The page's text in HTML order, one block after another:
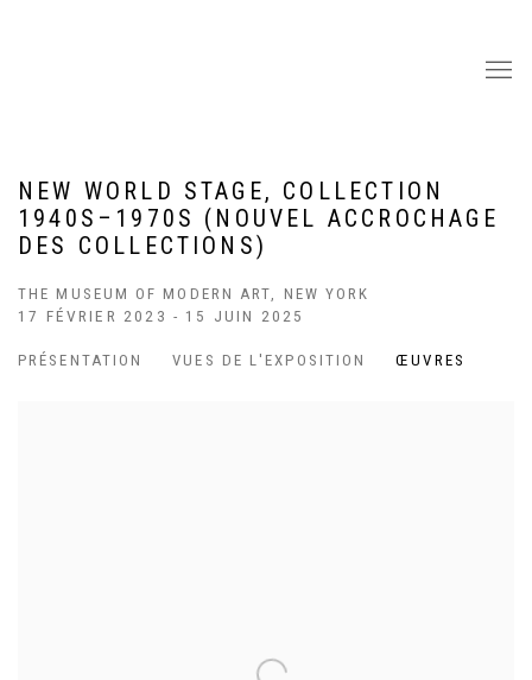
NEW WORLD STAGE, COLLECTION
1940S–1970S (NOUVEL ACCROCHAGE
DES COLLECTIONS)
THE MUSEUM OF MODERN ART, NEW YORK
17 FÉVRIER 2023 - 15 JUIN 2025
PRÉSENTATION VUES DE L'EXPOSITION ŒUVRES